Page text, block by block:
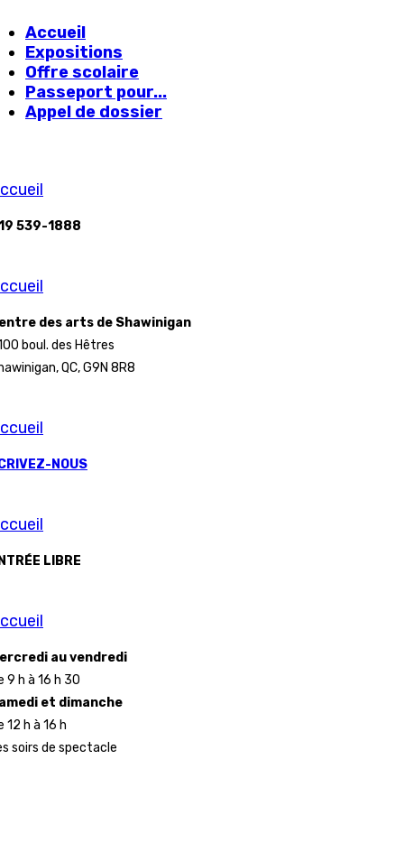
Accueil
Expositions
Offre scolaire
Passeport pour...
Appel de dossier
539-1888
des arts de Shawinigan
boul. des Hêtres
QC, G9N 8R8
NOUS
LIBRE
au vendredi
9 h à 16 h 30
et dimanche
12 h à 16 h
soirs de spectacle